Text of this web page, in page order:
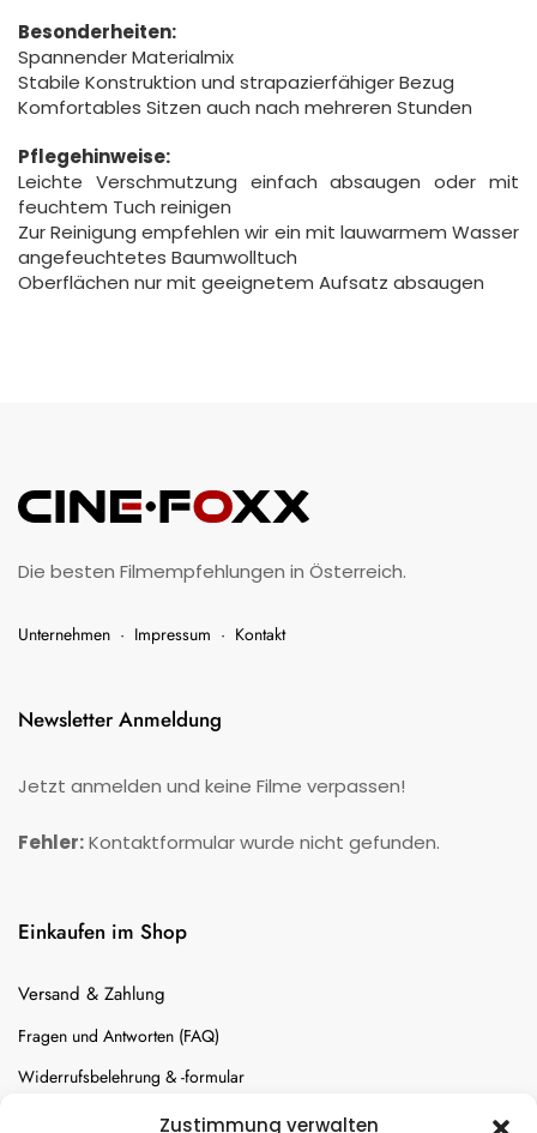
Zustimmung verwalten
Besonderheiten:
Spannender Materialmix
Stabile Konstruktion und strapazierfähiger Bezug
Komfortables Sitzen auch nach mehreren Stunden
Pflegehinweise:
Leichte Verschmutzung einfach absaugen oder mit
feuchtem Tuch reinigen
Zur Reinigung empfehlen wir ein mit lauwarmem Wasser
angefeuchtetes Baumwolltuch
Oberflächen nur mit geeignetem Aufsatz absaugen
Die besten Filmempfehlungen in Österreich.
Unternehmen · Impressum · Kontakt
Newsletter Anmeldung
Jetzt anmelden und keine Filme verpassen!
Fehler:Kontaktformular wurde nicht gefunden.
Einkaufen im Shop
Versand & Zahlung
Fragen und Antworten (FAQ)
Widerrufsbelehrung & -formular
Batterien-Entsorgung